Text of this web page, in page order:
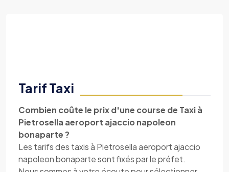
Tarif Taxi
Combien coûte le prix d'une course de Taxi à
Pietrosella aeroport ajaccio napoleon
bonaparte ?
Les tarifs des taxis à Pietrosella aeroport ajaccio
napoleon bonaparte sont fixés par le préfet.